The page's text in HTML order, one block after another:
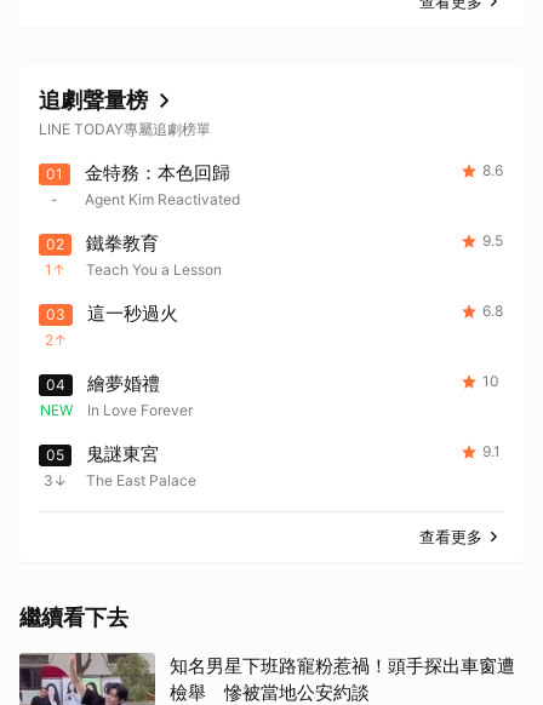
追劇聲量榜
LINE TODAY專屬追劇榜單
01
-
金特務：本色回歸
Agent Kim Reactivated
8.6
02
1
鐵拳教育
Teach You a Lesson
9.5
03
2
這一秒過火 6.8
04
NEW
繪夢婚禮
In Love Forever
10
05
3
鬼謎東宮
The East Palace
9.1
查看更多
繼續看下去
知名男星下班路寵粉惹禍！頭手探出車窗遭
檢舉 慘被當地公安約談